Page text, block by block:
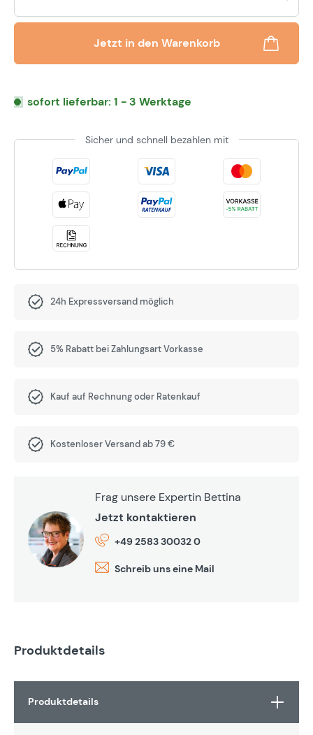
Jetzt in den Warenkorb
sofort lieferbar: 1 - 3 Werktage
Sicher und schnell bezahlen mit
24h Expressversand möglich
5% Rabatt bei Zahlungsart Vorkasse
Kauf auf Rechnung oder Ratenkauf
Kostenloser Versand ab 79 €
Frag unsere Expertin Bettina
Jetzt kontaktieren
+49 2583 30032 0
Schreib uns eine Mail
Produktdetails
Produktdetails